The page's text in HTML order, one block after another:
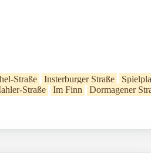
Straße Insterburger Straße
Straße Im Finn Dormagener